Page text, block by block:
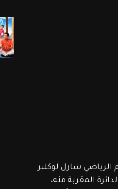
شارل لوكلير
المقربة منه،